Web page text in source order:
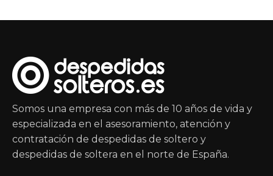
Somos una empresa con más de 10 años de vida y
especializada en el asesoramiento, atención y
contratación de despedidas de soltero y
despedidas de soltera en el norte de España.